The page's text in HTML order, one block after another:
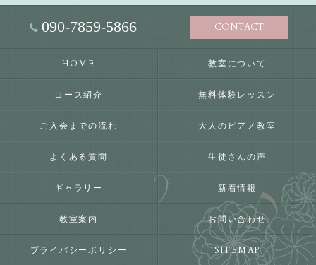
090-7859-5866 CONTACT
HOME 教室について
コース紹介 無料体験レッスン
ご入会までの流れ 大人のピアノ教室
よくある質問 生徒さんの声
ギャラリー 新着情報
教室案内 お問い合わせ
プライバシーポリシー SITEMAP